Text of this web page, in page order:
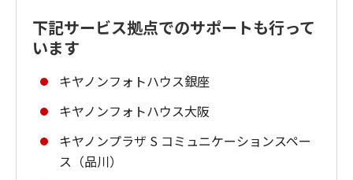
下記サービス拠点でのサポートも行って
います
キヤノンフォトハウス銀座
キヤノンフォトハウス大阪
キヤノンプラザ S コミュニケーションスペー
ス（品川）